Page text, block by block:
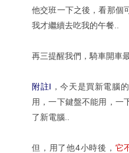
他交班一下之後，看那個
我才繼續去吃我的午餐..
再三提醒我們，騎車開車
附註I ，今天是買新電腦
用，一下鍵盤不能用，一
了新電腦..
但，用了他4小時後， 它